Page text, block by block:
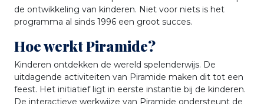
de ontwikkeling van kinderen. Niet voor niets is het
programma al sinds 1996 een groot succes.
Hoe werkt Piramide?
Kinderen ontdekken de wereld spelenderwijs. De
uitdagende activiteiten van Piramide maken dit tot een
feest. Het initiatief ligt in eerste instantie bij de kinderen.
De interactieve werkwijze van Piramide ondersteunt de